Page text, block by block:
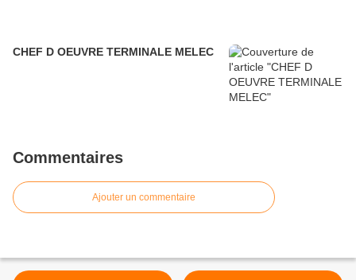
CHEF D OEUVRE TERMINALE MELEC
Commentaires
Ajouter un commentaire